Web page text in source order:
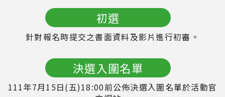
初選
針對報名時提交之書面資料及影片進行初審。
決選入圍名單
111年7月15日(五)18:00前公佈決選入圍名單於活動官